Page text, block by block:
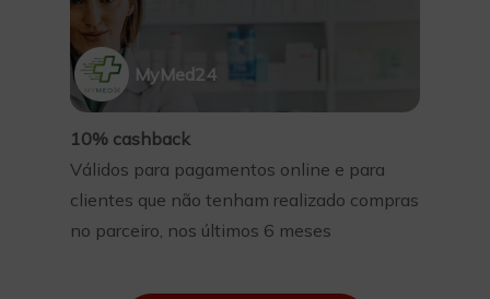
MyMed24
10% cashback
Válidos para pagamentos online e para
clientes que não tenham realizado compras
no parceiro, nos últimos 6 meses